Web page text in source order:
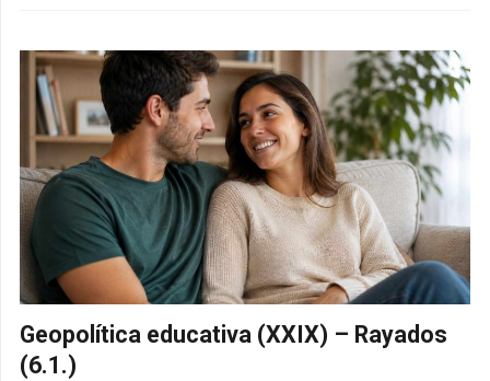
Geopolítica educativa (XXIX) – Rayados
(6.1.)